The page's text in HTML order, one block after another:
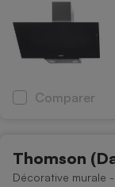
Comparer
Thomson
Décorative murale